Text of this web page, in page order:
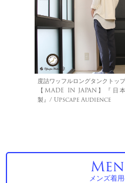
度詰ワッフルロングタンクトップ
【MADE IN JAPAN】『日本
製』/ Upscape Audience
メンズ着